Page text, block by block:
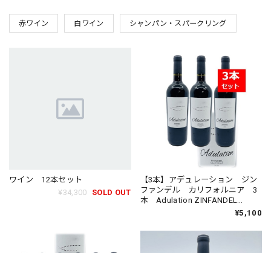
赤ワイン 白ワイン シャンパン・スパークリング
ワイン 12本セット
¥34,300
SOLD OUT
【3本】アデュレーション ジン
ファンデル カリフォルニア 3
本 Adulation ZINFANDEL
¥5,100